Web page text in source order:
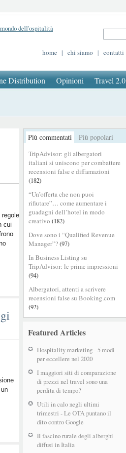
home | chi siamo | contatti
Distribution Opinioni Travel 2.0
Più commentati Più popolari
TripAdvisor: gli albergatori
italiani si uniscono per combattere
recensioni false e diffamazioni
(182)
“Un’offerta che non puoi
rifiutare”… come aumentare i
guadagni dell’hotel in modo
creativo (182)
Dove sono i “Qualified Revenue
Manager”?(97)
In Business Listing su
TripAdvisor: le prime impressioni
(94)
Albergatori, attenti a scrivere
recensioni false su Booking.com
(92)
Featured Articles
Hospitality marketing - 5 modi
per eccellere nel 2020
I maggiori siti di comparazione
di prezzi nel travel sono una
perdita di tempo?
Utili in calo negli ultimi
trimestri - Le OTA puntano il
dito contro Google
Il fascino rurale degli alberghi
diffusi in Italia
regole
cui